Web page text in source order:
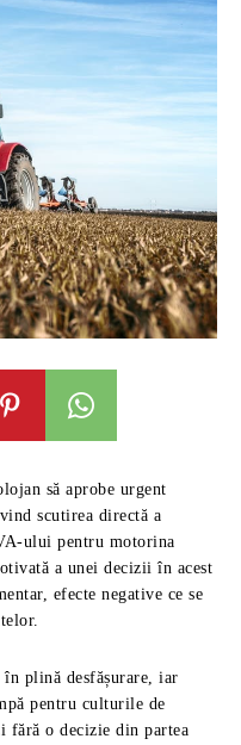
să aprobe urgent
scutirea directă a
ului pentru motorina
a unei decizii în acest
efecte negative ce se
în plină desfășurare, iar
pentru culturile de
fără o decizie din partea